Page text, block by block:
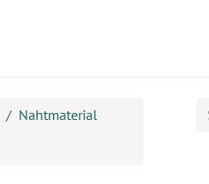
Nahtmaterial